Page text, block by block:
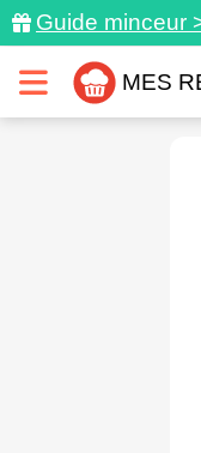
Guide minceur
MES